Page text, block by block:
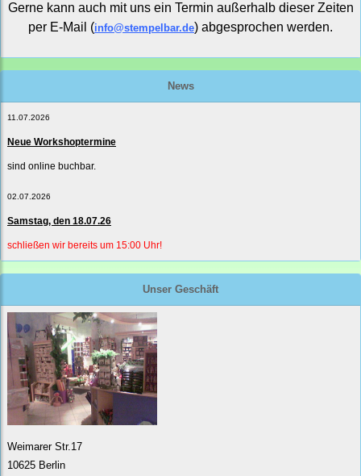
Gerne kann auch mit uns ein Termin außerhalb dieser Zeiten
per E-Mail (info@stempelbar.de) abgesprochen werden.
News
11.07.2026
Neue Workshoptermine
sind online buchbar.
02.07.2026
Samstag, den 18.07.26
schließen wir bereits um 15:00 Uhr!
Unser Geschäft
Weimarer Str.17
10625 Berlin